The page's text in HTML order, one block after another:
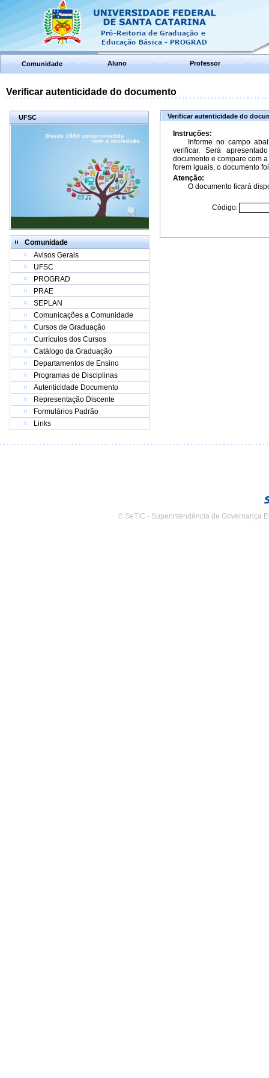
Comunidade Aluno Professor
Verificar autenticidade do documento
UFSC
Comunidade
Avisos Gerais
UFSC
PROGRAD
PRAE
SEPLAN
Comunicações a Comunidade
Cursos de Graduação
Currículos dos Cursos
Catálogo da Graduação
Departamentos de Ensino
Programas de Disciplinas
Autenticidade Documento
Representação Discente
Formulários Padrão
Links
Verificar autenticidade do
Instruções:
Informe no campo
verificar. Será
documento e compare com
forem iguais, o documento
Atenção:
O documento ficará
Código:
© SeTIC - Superintendência de Governança